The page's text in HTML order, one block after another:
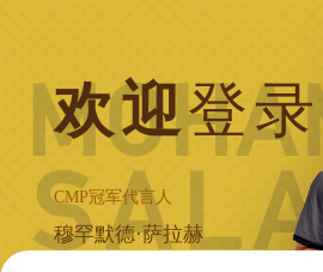
欢迎登录
CMP冠军代言人
穆罕默德·萨拉赫